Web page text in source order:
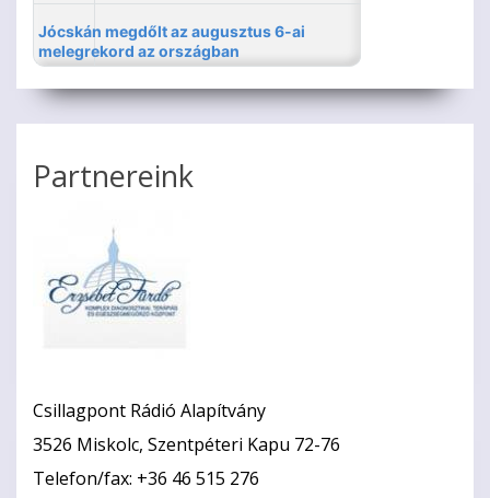
Partnereink
Csillagpont Rádió Alapítvány
3526 Miskolc, Szentpéteri Kapu 72-76
Telefon/fax: +36 46 515 276